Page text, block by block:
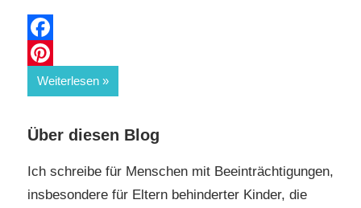
Facebook
Pinterest
Weiterlesen
Über diesen Blog
Ich schreibe für Menschen mit Beeinträchtigungen,
insbesondere für Eltern behinderter Kinder, die